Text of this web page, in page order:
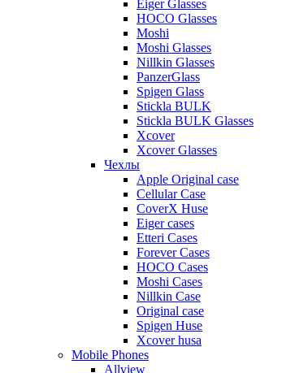
Eiger Glasses
HOCO Glasses
Moshi
Moshi Glasses
Nillkin Glasses
PanzerGlass
Spigen Glass
Stickla BULK
Stickla BULK Glasses
Xcover
Xcover Glasses
Чехлы
Apple Original case
Cellular Case
CoverX Huse
Eiger cases
Etteri Cases
Forever Cases
HOCO Cases
Moshi Cases
Nillkin Case
Original case
Spigen Huse
Xcover husa
Mobile Phones
Allview